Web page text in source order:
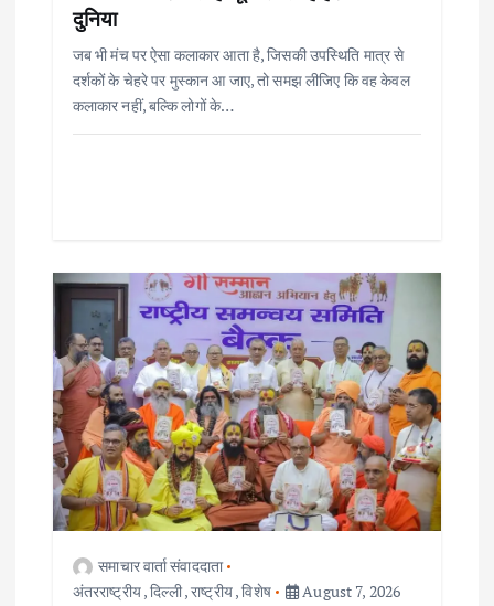
दुनिया
जब भी मंच पर ऐसा कलाकार आता है, जिसकी उपस्थिति मात्र से
दर्शकों के चेहरे पर मुस्कान आ जाए, तो समझ लीजिए कि वह केवल
कलाकार नहीं, बल्कि लोगों के…
समाचार वार्ता संवाददाता
अंतरराष्ट्रीय,दिल्ली,राष्ट्रीय,विशेष August 7, 2026